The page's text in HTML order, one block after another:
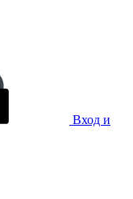
Вход и